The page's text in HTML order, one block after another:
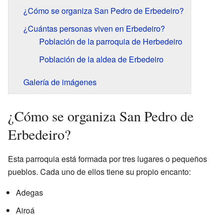
¿Cómo se organiza San Pedro de Erbedeiro?
¿Cuántas personas viven en Erbedeiro?
Población de la parroquia de Herbedeiro
Población de la aldea de Erbedeiro
Galería de imágenes
¿Cómo se organiza San Pedro de
Erbedeiro?
Esta parroquia está formada por tres lugares o pequeños
pueblos. Cada uno de ellos tiene su propio encanto:
Adegas
Airoá